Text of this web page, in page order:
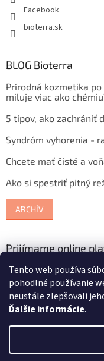
Tento web používa
pohodlné používanie
neustále zlepšovali
Ďalšie informácie.
Facebook
bioterra.sk
BLOG Bioterra
Prírodná kozmetika
miluje viac ako
5 tipov, ako zachrániť
Syndróm vyhorenia -
Chcete mať čisté a
Ako si spestriť pitný
ARCHÍV
Prijímame online